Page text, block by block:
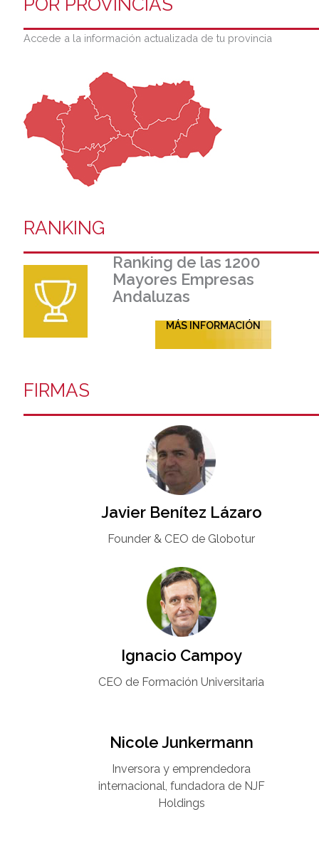
POR PROVINCIAS
Accede a la información actualizada de tu provincia
RANKING
Ranking de las 1200
Mayores Empresas
Andaluzas
MÁS INFORMACIÓN
FIRMAS
Javier Benítez Lázaro
Founder & CEO de Globotur​
Ignacio Campoy​
CEO de Formación Universitaria​
Nicole Junkermann​
Inversora y emprendedora
internacional, fundadora de NJF
Holdings